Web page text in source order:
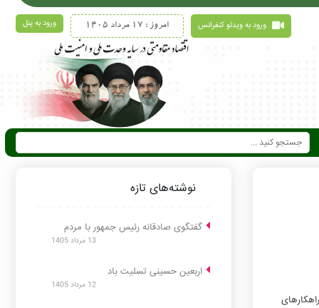
ورود به پنل امروز : 17 مرداد 1405 ورود به ویدئو کنفرانس
نوشته‌های تازه
گفتگوی صادقانه رئیس جمهور با مردم
13 مرداد 1405
اربعین حسینی تسلیت باد
12 مرداد 1405